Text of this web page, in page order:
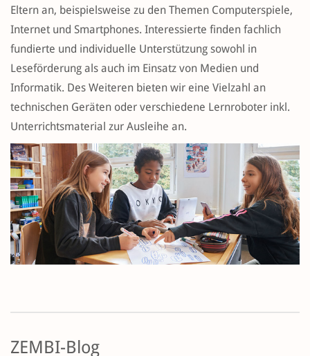
Eltern an, beispielsweise zu den Themen Computerspiele,
Internet und Smartphones. Interessierte finden fachlich
fundierte und individuelle Unterstützung sowohl in
Leseförderung als auch im Einsatz von Medien und
Informatik. Des Weiteren bieten wir eine Vielzahl an
technischen Geräten oder verschiedene Lernroboter inkl.
Unterrichtsmaterial zur Ausleihe an.
ZEMBI-Blog